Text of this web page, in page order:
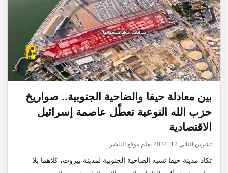
بين معادلة حيفا والضاحية الجنوبية.. صواريخ
حزب الله النوعية تعطّل عاصمة إسرائيل
الاقتصادية
تشرين الثاني 12, 2024 بقلم موقع الناشر
تكاد مدينة حيفا تشبه الضاحية الجنوبية لمدينة بيروت، كلاهما بلا